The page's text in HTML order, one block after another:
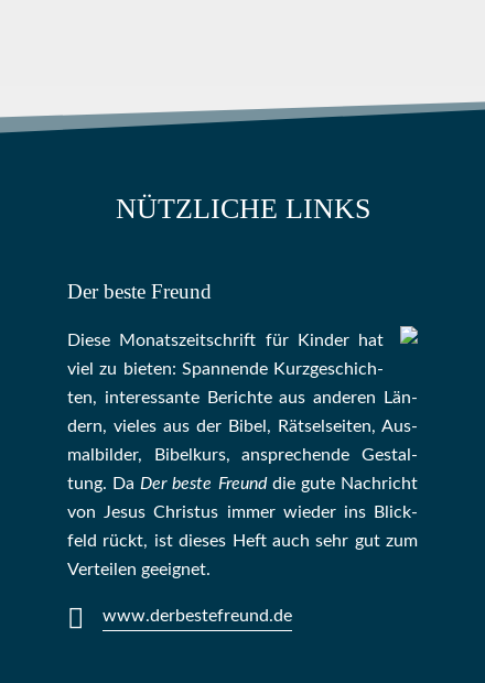
NÜTZLICHE LINKS
Der beste Freund
Die­se Mo­nats­zeit­schrift für Kin­der hat
viel zu bie­ten: Span­nen­de Kurz­ge­schich­
ten, in­te­res­san­te Be­rich­te aus an­de­ren Län­
dern, vie­les aus der Bi­bel, Rät­sel­sei­ten, Aus­
mal­bil­der, Bi­bel­kurs, an­sprech­ende Ge­stal­
tung. DaDer beste Freunddie gu­te Nach­richt
von Je­sus Chris­tus im­mer wie­der ins Blick­
feld rückt, ist die­ses Heft auch sehr gut zum
Ver­tei­len ge­eig­net.
www.derbestefreund.de